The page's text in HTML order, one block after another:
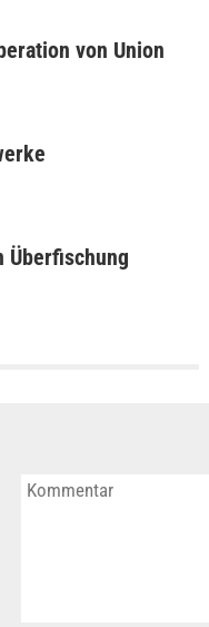
von Union
Überfischung